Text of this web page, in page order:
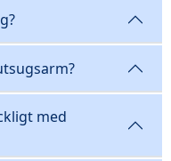
med